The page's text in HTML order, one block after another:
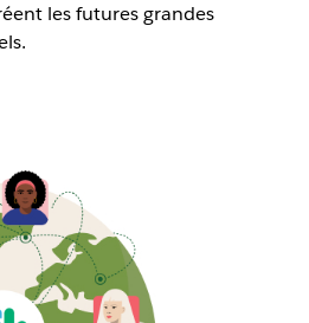
les futures grandes